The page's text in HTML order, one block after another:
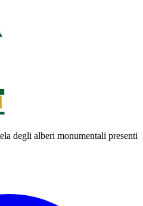
degli alberi monumentali presenti